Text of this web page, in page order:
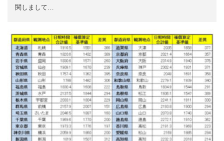
関しまして…